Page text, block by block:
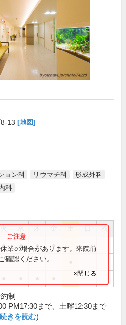
13 [地図]
ョン科 リウマチ科
形成外科
科
祝
● ● ● ●
業の場合があります。来院前
確認ください。
×閉じる
制
PM17:30まで、土曜12:30まで
続きを読む)